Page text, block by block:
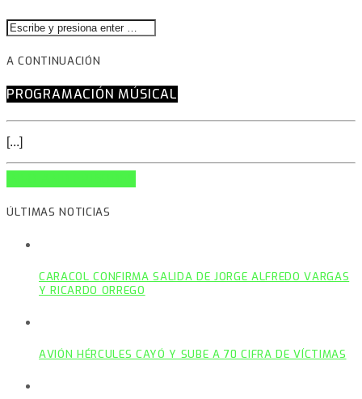
A CONTINUACIÓN
PROGRAMACIÓN MÚSICAL
[...]
ÚLTIMAS NOTICIAS
CARACOL CONFIRMA SALIDA DE JORGE ALFREDO VARGAS
Y RICARDO ORREGO
AVIÓN HÉRCULES CAYÓ Y SUBE A 70 CIFRA DE VÍCTIMAS